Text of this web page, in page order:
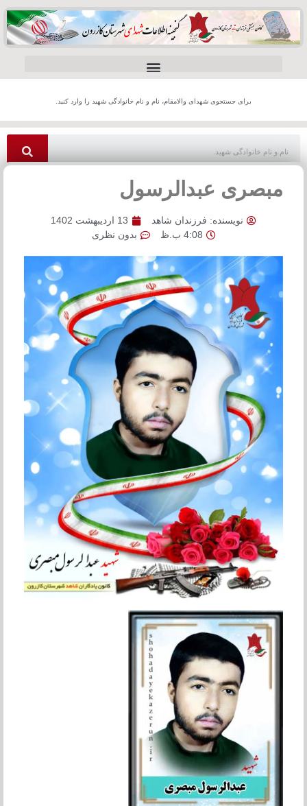
برای جستجوی شهدای والامقام، نام و نام خانوادگی شهید را وارد کنید.
مبصری عبدالرسول
نویسنده: فرزندان شاهد
13 اردیبهشت 1402
4:08 ب.ظ
بدون نظری